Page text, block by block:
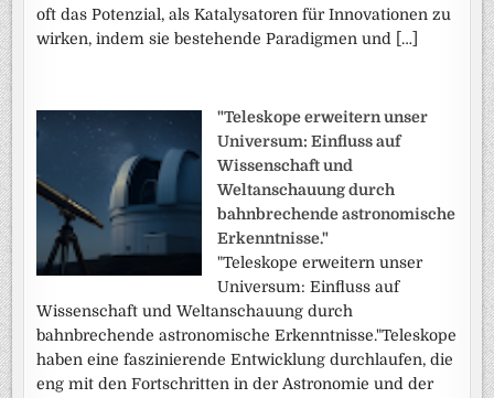
oft das Potenzial, als Katalysatoren für Innovationen zu
wirken, indem sie bestehende Paradigmen und […]
"Teleskope erweitern unser
Universum: Einfluss auf
Wissenschaft und
Weltanschauung durch
bahnbrechende astronomische
Erkenntnisse."
"Teleskope erweitern unser
Universum: Einfluss auf
Wissenschaft und Weltanschauung durch
bahnbrechende astronomische Erkenntnisse."Teleskope
haben eine faszinierende Entwicklung durchlaufen, die
eng mit den Fortschritten in der Astronomie und der